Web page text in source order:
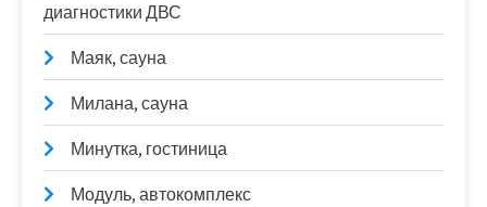
диагностики ДВС
Маяк, сауна
Милана, сауна
Минутка, гостиница
Модуль, автокомплекс